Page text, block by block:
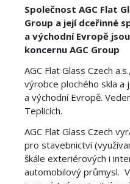
Společnost AGC Flat
Group a její dceřinné
a východní Evropě
koncernu AGC Group
AGC Flat Glass Czech
výrobce plochého skla a
a východní Evropě.
Teplicích.
AGC Flat Glass Czech
pro stavebnictví
škále exteriérových i
automobilový průmysl.